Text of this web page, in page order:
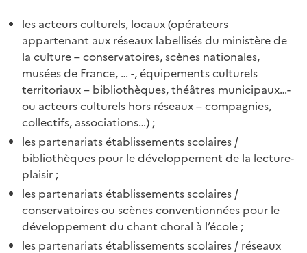
les acteurs culturels, locaux (opérateurs
appartenant aux réseaux labellisés du ministère de
la culture – conservatoires, scènes nationales,
musées de France, … -, équipements culturels
territoriaux – bibliothèques, théâtres municipaux…-
ou acteurs culturels hors réseaux – compagnies,
collectifs, associations…) ;
les partenariats établissements scolaires /
bibliothèques pour le développement de la lecture-
plaisir ;
les partenariats établissements scolaires /
conservatoires ou scènes conventionnées pour le
développement du chant choral à l’école ;
les partenariats établissements scolaires / réseaux